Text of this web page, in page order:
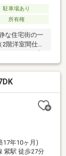
駐車場あり
所有権
な住宅街の一
階洋室間仕切
台駐車可（車
！（6）トイ
17年10ヶ月)
紫駅 徒歩27分